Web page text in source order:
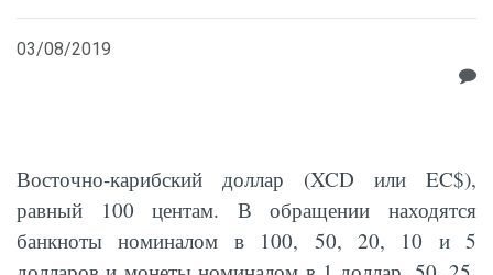
03/08/2019
Восточно-карибский доллар (XCD или EC$),
равный 100 центам. В обращении находятся
банкноты номиналом в 100, 50, 20, 10 и 5